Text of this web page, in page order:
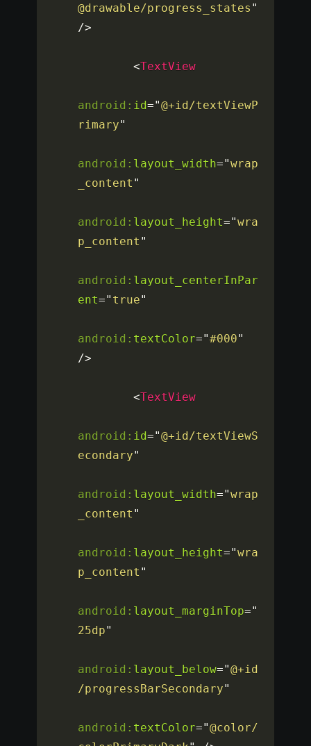
@drawable/progress_states "
/>
<TextView
android: id="@+id/textViewP
rimary"
android: layout_width="wrap
_content "
android: layout_height="wra
p_content "
android: layout_centerInPar
ent=" true"
android: textColor="#000"
/>
<TextView
android: id="@+id/textViewS
econdary"
android: layout_width="wrap
_content "
android: layout_height="wra
p_content "
android: layout_marginTop="
25dp"
android: layout_below="@+id
/progressBarSecondary"
android: textColor="@color/